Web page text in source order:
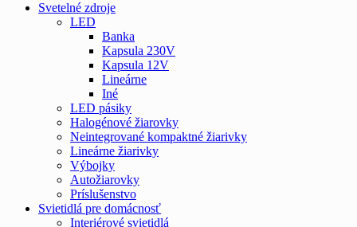
Svetelné zdroje
LED
Banka
Kapsula 230V
Kapsula 12V
Lineárne
Iné
LED pásiky
Halogénové žiarovky
Neintegrované kompaktné žiarivky
Lineárne žiarivky
Výbojky
Autožiarovky
Príslušenstvo
Svietidlá pre domácnosť
Interiérové svietidlá